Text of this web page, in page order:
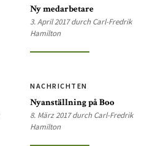
Ny medarbetare
3. April 2017 durch Carl-Fredrik
Hamilton
NACHRICHTEN
Nyanställning på Boo
8. März 2017 durch Carl-Fredrik
Hamilton